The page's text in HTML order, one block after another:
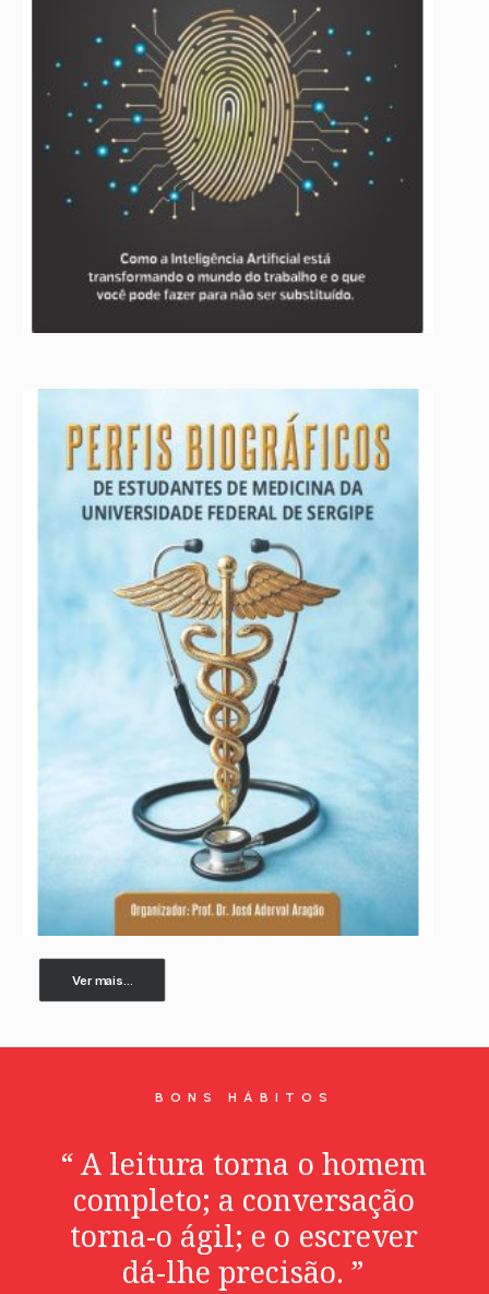
Ver mais...
BONS HÁBITOS
“ A leitura torna o homem
completo; a conversação
torna-o ágil; e o escrever
dá-lhe precisão. ”